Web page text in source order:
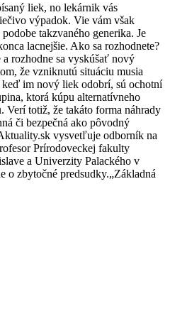
liek, no lekárnik vás
výpadok. Vie vám však
takzvaného generika. Je
lacnejšie. Ako sa rozhodnete?
rozhodne sa vyskúšať nový
že vzniknutú situáciu musia
im nový liek odobrí, sú ochotní
ktorá kúpu alternatívneho
Verí totiž, že takáto forma náhrady
či bezpečná ako pôvodný
vysvetľuje odborník na
Prírodoveckej fakulty
a Univerzity Palackého v
zbytočné predsudky.„Základná